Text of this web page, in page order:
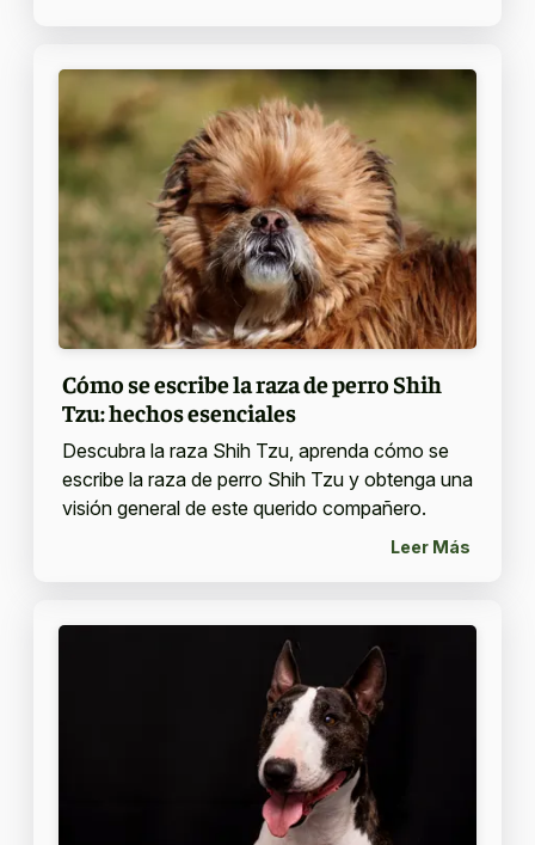
Cómo se escribe la raza de perro Shih
Tzu: hechos esenciales
Descubra la raza Shih Tzu, aprenda cómo se
escribe la raza de perro Shih Tzu y obtenga una
visión general de este querido compañero.
Leer Más